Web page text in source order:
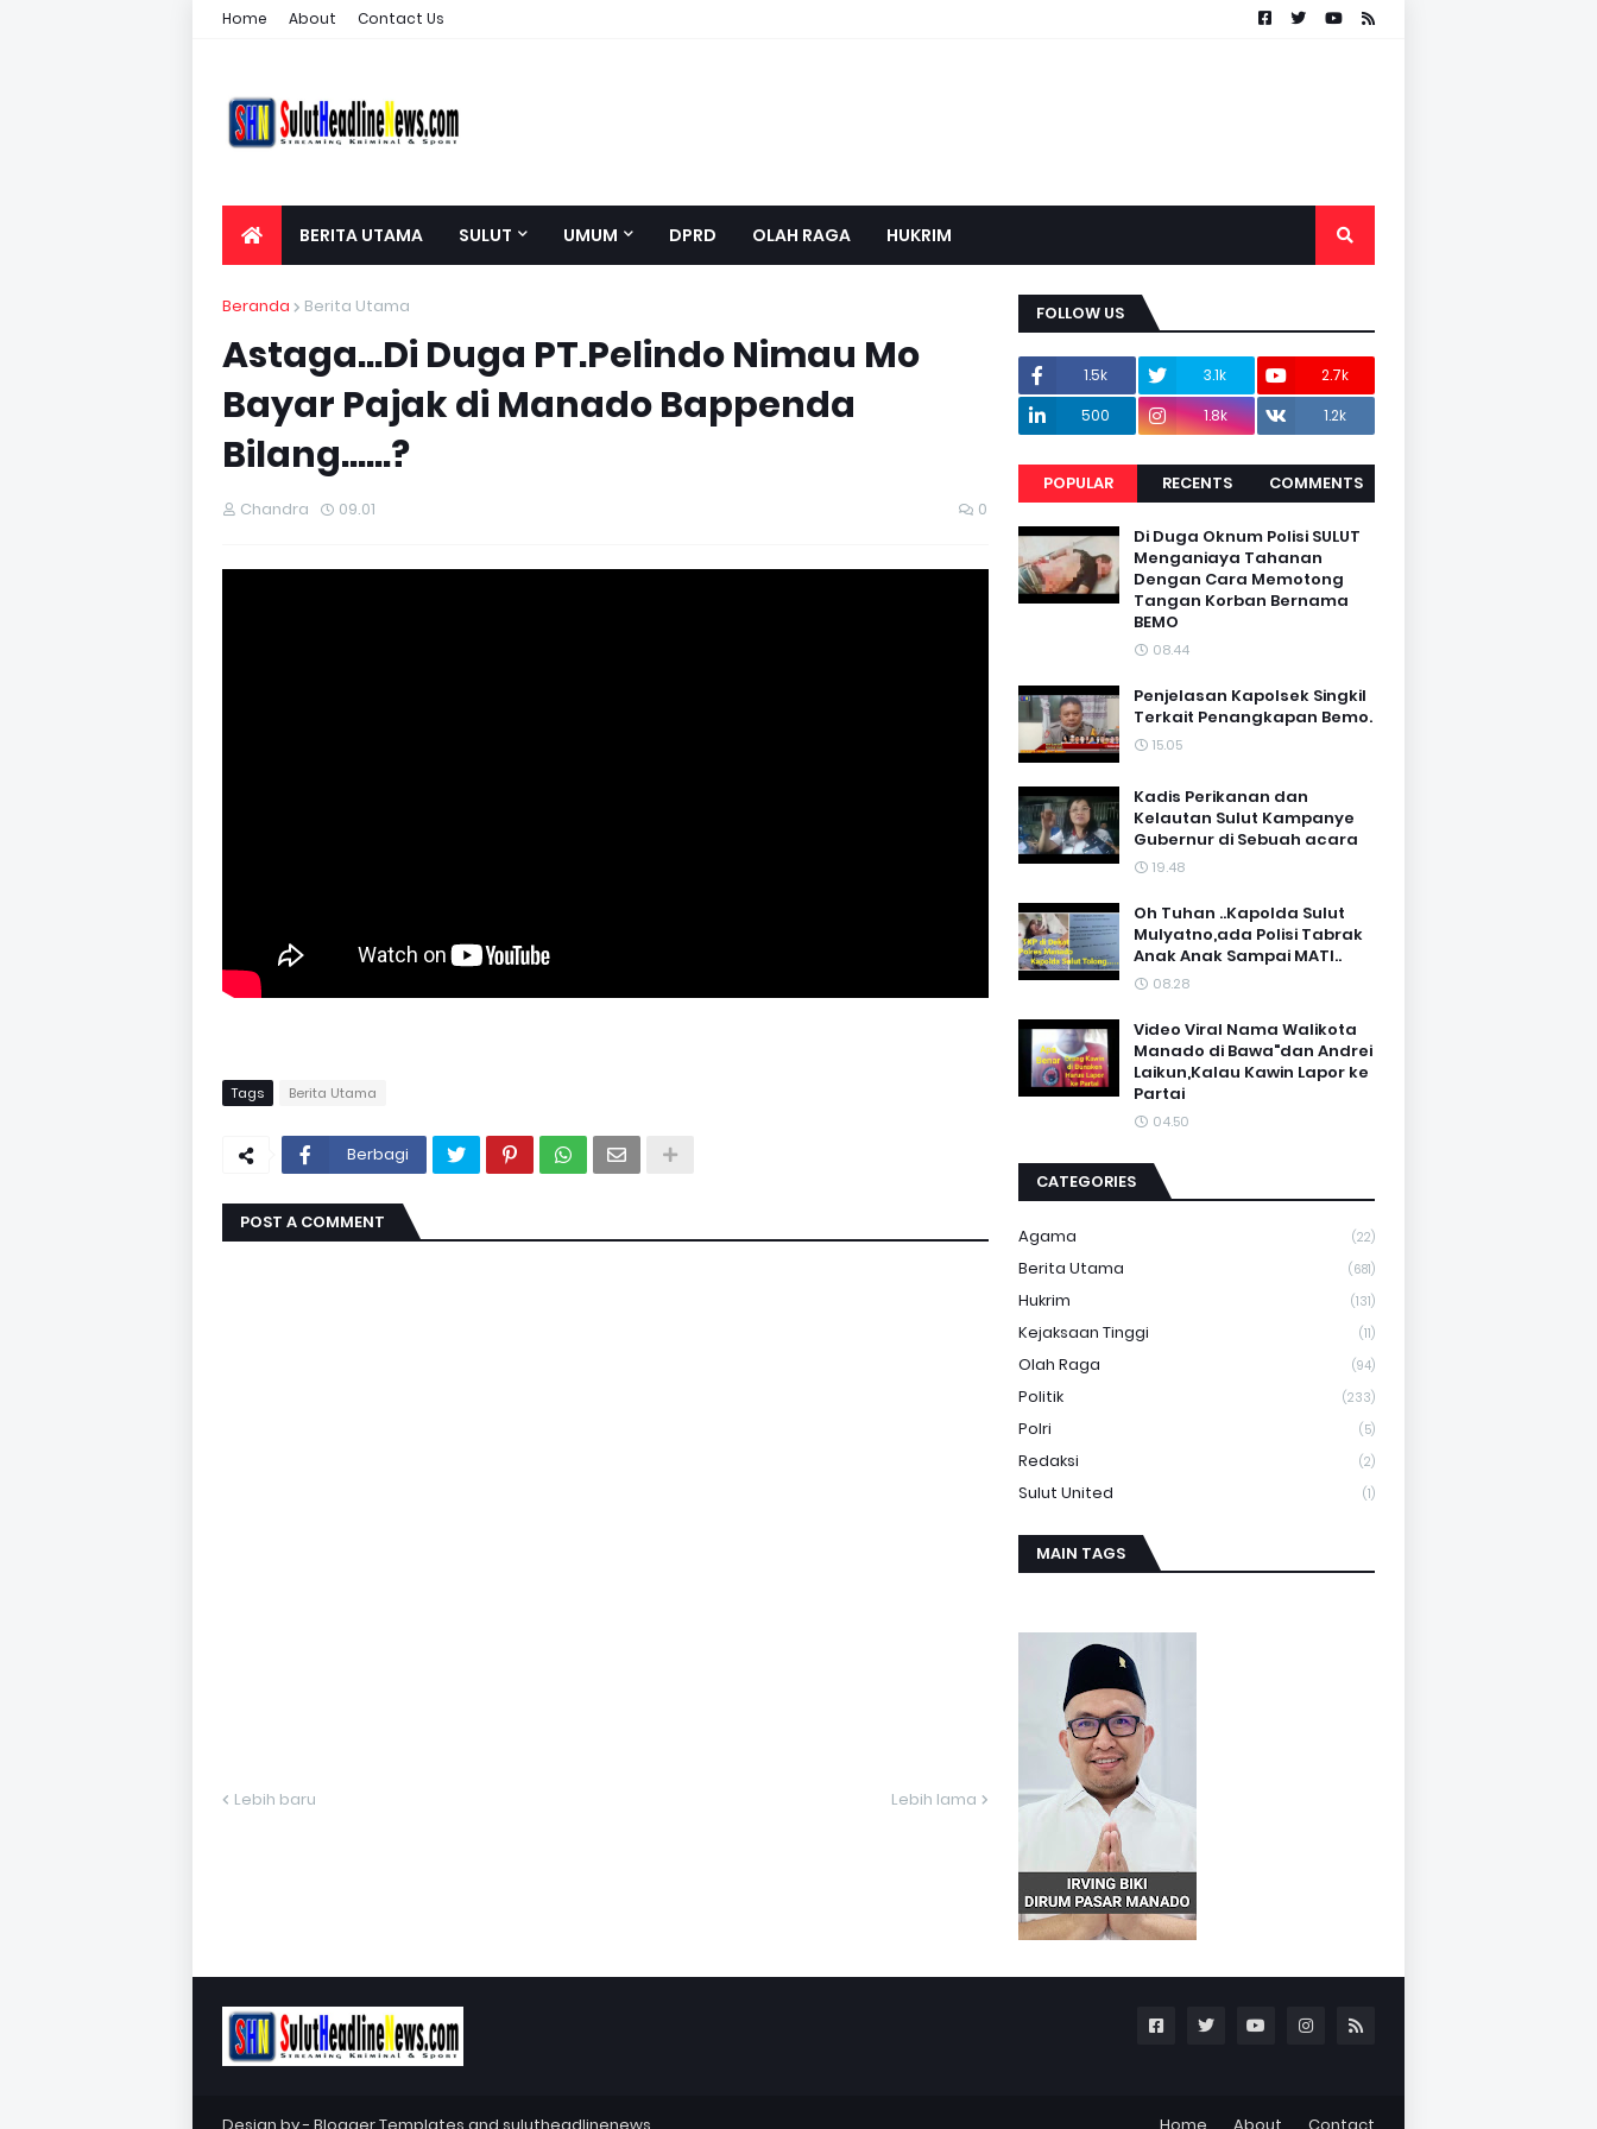
Home About Contact Us
BERITA UTAMA SULUT UMUM DPRD OLAH RAGA HUKRIM
Beranda Berita Utama
Astaga...Di Duga PT.Pelindo Nimau Mo
Bayar Pajak di Manado Bappenda
Bilang......?
Chandra 09.01 0
Tags Berita Utama
Berbagi
POST A COMMENT
Lebih baru Lebih lama
FOLLOW US
1.5k 3.1k
2.7k
500
1.8k 1.2k
POPULAR RECENTS COMMENTS
Di Duga Oknum Polisi SULUT
Menganiaya Tahanan
Dengan Cara Memotong
Tangan Korban Bernama
BEMO
08.44
Penjelasan Kapolsek Singkil
Terkait Penangkapan Bemo.
15.05
Kadis Perikanan dan
Kelautan Sulut Kampanye
Gubernur di Sebuah acara
19.48
Oh Tuhan ..Kapolda Sulut
Mulyatno,ada Polisi Tabrak
Anak Anak Sampai MATI..
08.28
Video Viral Nama Walikota
Manado di Bawa"dan Andrei
Laikun,Kalau Kawin Lapor ke
Partai
04.50
CATEGORIES
Agama (22)
Berita Utama (681)
Hukrim (131)
Kejaksaan Tinggi (11)
Olah Raga (94)
Politik (233)
Polri (5)
Redaksi (2)
Sulut United (1)
MAIN TAGS